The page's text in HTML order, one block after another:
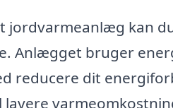
jordvarmeanlæg kan
Anlægget bruger
reducere dit
lavere